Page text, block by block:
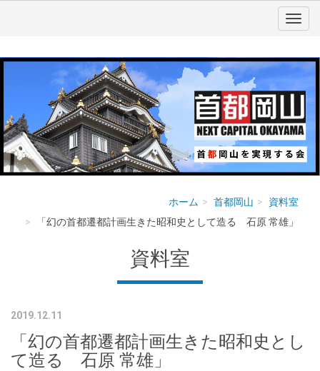
ホーム 首都岡山
資料室
「幻の首都遷都計画生きた昭和史として造る 石原 常雄」
資料室
2019.12.11
「幻の首都遷都計画生きた昭和史とし
て造る 石原 常雄」